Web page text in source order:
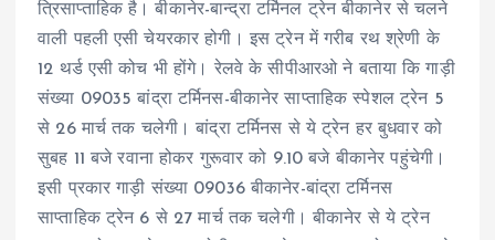
त्रिसाप्ताहिक है। बीकानेर-बान्द्रा टर्मिनल ट्रेन बीकानेर से चलने
वाली पहली एसी चेयरकार होगी। इस ट्रेन में गरीब रथ श्रेणी के
12 थर्ड एसी कोच भी होंगे। रेलवे के सीपीआरओ ने बताया कि गाड़ी
संख्या 09035 बांद्रा टर्मिनस-बीकानेर साप्ताहिक स्पेशल ट्रेन 5
से 26 मार्च तक चलेगी। बांद्रा टर्मिनस से ये ट्रेन हर बुधवार को
सुबह 11 बजे रवाना होकर गुरूवार को 9.10 बजे बीकानेर पहुंचेगी।
इसी प्रकार गाड़ी संख्या 09036 बीकानेर-बांद्रा टर्मिनस
साप्ताहिक ट्रेन 6 से 27 मार्च तक चलेगी। बीकानेर से ये ट्रेन